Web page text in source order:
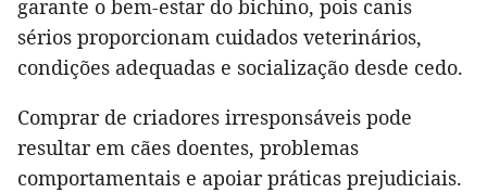
garante o bem-estar do bichino, pois canis
sérios proporcionam cuidados veterinários,
condições adequadas e socialização desde cedo.
Comprar de criadores irresponsáveis pode
resultar em cães doentes, problemas
comportamentais e apoiar práticas prejudiciais.